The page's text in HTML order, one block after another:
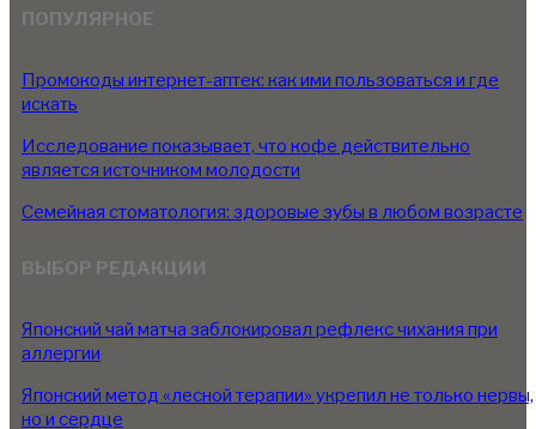
ПОПУЛЯРНОЕ
Промокоды интернет-аптек: как ими пользоваться и где
искать
Исследование показывает, что кофе действительно
является источником молодости
Семейная стоматология: здоровые зубы в любом возрасте
ВЫБОР РЕДАКЦИИ
Японский чай матча заблокировал рефлекс чихания при
аллергии
Японский метод «лесной терапии» укрепил не только нервы,
но и сердце